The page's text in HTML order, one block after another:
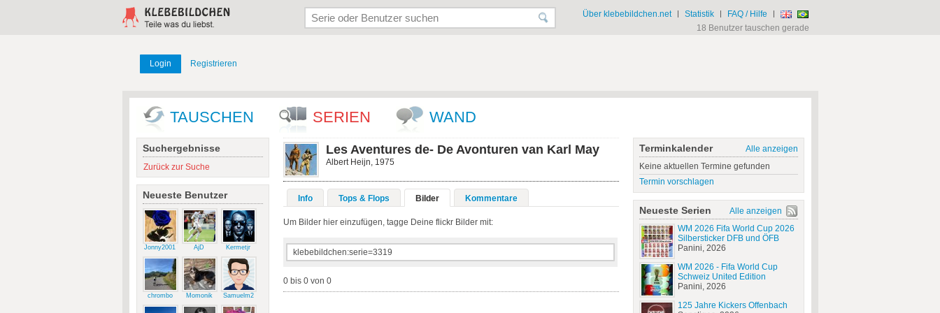
Über klebebildchen.net | Statistik | FAQ / Hilfe |
18 Benutzer tauschen gerade
Login Registrieren
TAUSCHEN SERIEN WAND
Suchergebnisse
Zurück zur Suche
Neueste Benutzer
Jonny2001 AjD Kermetjr
chrombo Momonik Samuelm2
Les Aventures de- De Avonturen van Karl May
Albert Heijn, 1975
Info Tops & Flops Bilder Kommentare
Um Bilder hier einzufügen, tagge Deine flickr Bilder mit:
0 bis 0 von 0
Terminkalender
Alle anzeigen
Keine aktuellen Termine gefunden
Termin vorschlagen
Neueste Serien
Alle anzeigen
WM 2026 Fifa World Cup 2026
Silbersticker DFB und ÖFB
Panini, 2026
WM 2026 - Fifa World Cup
Schweiz United Edition
Panini, 2026
125 Jahre Kickers Offenbach